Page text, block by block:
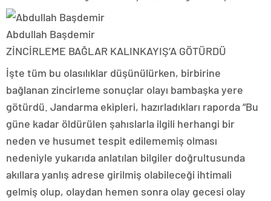
Abdullah Başdemir
ZİNCİRLEME BAĞLAR KALINKAYIŞ’A GÖTÜRDÜ
İşte tüm bu olasılıklar düşünülürken, birbirine
bağlanan zincirleme sonuçlar olayı bambaşka yere
götürdü. Jandarma ekipleri, hazırladıkları raporda “Bu
güne kadar öldürülen şahıslarla ilgili herhangi bir
neden ve husumet tespit edilememiş olması
nedeniyle yukarıda anlatılan bilgiler doğrultusunda
akıllara yanlış adrese girilmiş olabileceği ihtimali
gelmiş olup, olaydan hemen sonra olay gecesi olay